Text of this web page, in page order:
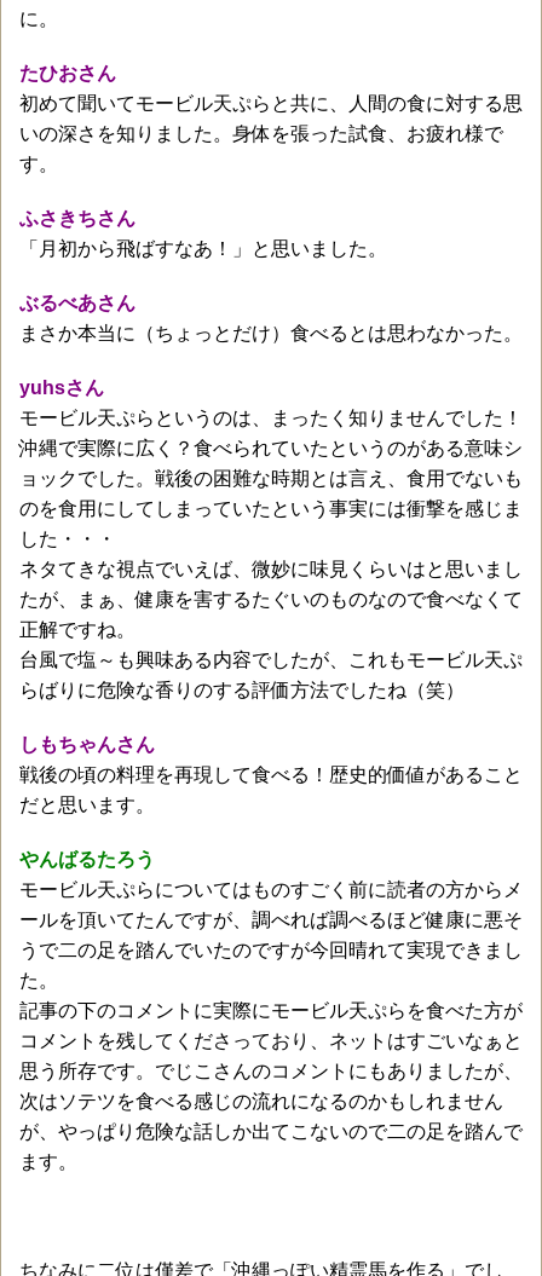
に。
たひおさん
初めて聞いてモービル天ぷらと共に、人間の食に対する思
いの深さを知りました。身体を張った試食、お疲れ様で
す。
ふさきちさん
「月初から飛ばすなあ！」と思いました。
ぶるべあさん
まさか本当に（ちょっとだけ）食べるとは思わなかった。
yuhsさん
モービル天ぷらというのは、まったく知りませんでした！
沖縄で実際に広く？食べられていたというのがある意味シ
ョックでした。戦後の困難な時期とは言え、食用でないも
のを食用にしてしまっていたという事実には衝撃を感じま
した・・・
ネタてきな視点でいえば、微妙に味見くらいはと思いまし
たが、まぁ、健康を害するたぐいのものなので食べなくて
正解ですね。
台風で塩～も興味ある内容でしたが、これもモービル天ぷ
らばりに危険な香りのする評価方法でしたね（笑）
しもちゃんさん
戦後の頃の料理を再現して食べる！歴史的価値があること
だと思います。
やんばるたろう
モービル天ぷらについてはものすごく前に読者の方からメ
ールを頂いてたんですが、調べれば調べるほど健康に悪そ
うで二の足を踏んでいたのですが今回晴れて実現できまし
た。
記事の下のコメントに実際にモービル天ぷらを食べた方が
コメントを残してくださっており、ネットはすごいなぁと
思う所存です。でじこさんのコメントにもありましたが、
次はソテツを食べる感じの流れになるのかもしれません
が、やっぱり危険な話しか出てこないので二の足を踏んで
ます。
ちなみに二位は僅差で「沖縄っぽい精霊馬を作る」でし